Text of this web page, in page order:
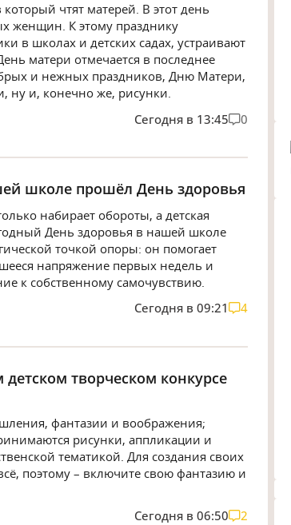
чтят матерей. В этот день
женщин. К этому празднику
в школах и детских садах, устраивают
матери отмечается в последнее
и нежных праздников, Дню Матери,
ну и, конечно же, рисунки.
Сегодня в 13:45 0
школе прошёл День здоровья
набирает обороты, а детская
День здоровья в нашей школе
точкой опоры: он помогает
напряжение первых недель и
к собственному самочувствию.
Сегодня в 09:21 4
творческом конкурсе
фантазии и воображения;
рисунки, аппликации и
тематикой. Для создания своих
поэтому – включите свою фантазию и
Сегодня в 06:50 2